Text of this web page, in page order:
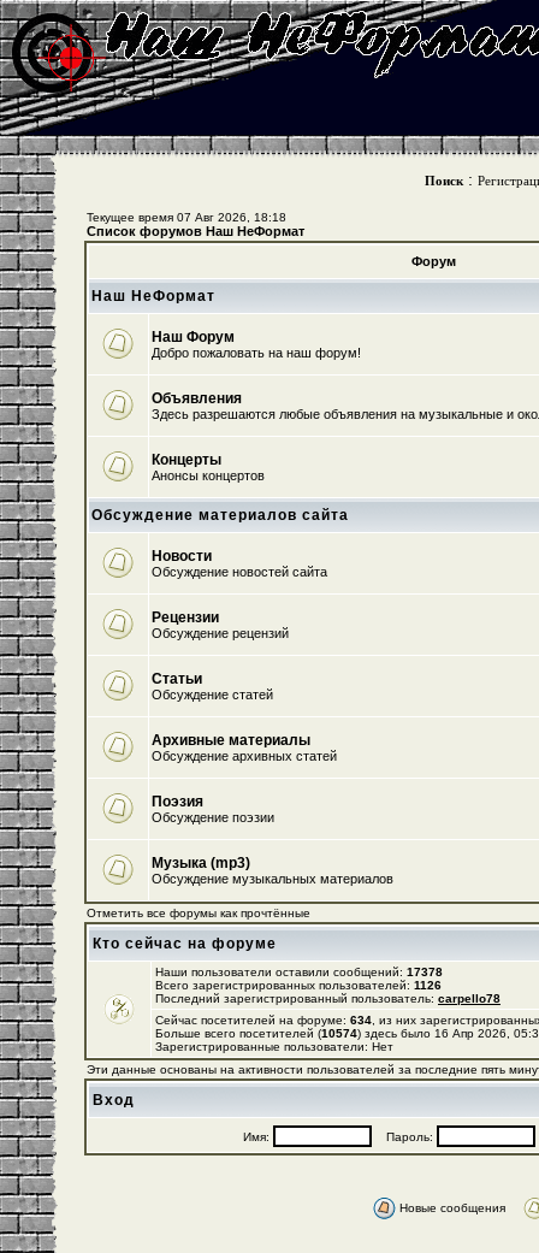
Поиск :
Текущее время 07 Авг 2026, 18:18
Список форумов Наш НеФормат
Форум
Наш НеФормат
Наш Форум
Добро пожаловать на наш форум!
Объявления
Здесь разрешаются любые объявления на музыкальные и
Концерты
Анонсы концертов
Обсуждение материалов сайта
Новости
Обсуждение новостей сайта
Рецензии
Обсуждение рецензий
Статьи
Обсуждение статей
Архивные материалы
Обсуждение архивных статей
Поэзия
Обсуждение поэзии
Музыка (mp3)
Обсуждение музыкальных материалов
Отметить все форумы как прочтённые
Кто сейчас на форуме
Наши пользователи оставили сообщений: 17378
Всего зарегистрированных пользователей: 1126
Последний зарегистрированный пользователь: carpello78
Сейчас посетителей на форуме: 634 , из них
Больше всего посетителей (10574) здесь было 16 Апр 2026,
Зарегистрированные пользователи: Нет
Эти данные основаны на активности пользователей за последние пять
Вход
Имя: Пароль:
Новые сообщения